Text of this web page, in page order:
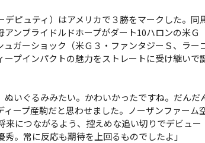
ピュティ）はアメリカで３勝をマークした。同
ンブライドルドホープがダート10ハロンの米Ｇ
ガーショック（米Ｇ３・ファンタジーＳ、ラー
プインパクトの魅力をストレートに受け継いで
ぬいぐるみみたい。かわいかったですね。だんだ
ープ産駒だと思わせました。ノーザンファーム
につながるよう、控えめな追い切りでデビュー
。常に反応も期待を上回るものでしたよ」